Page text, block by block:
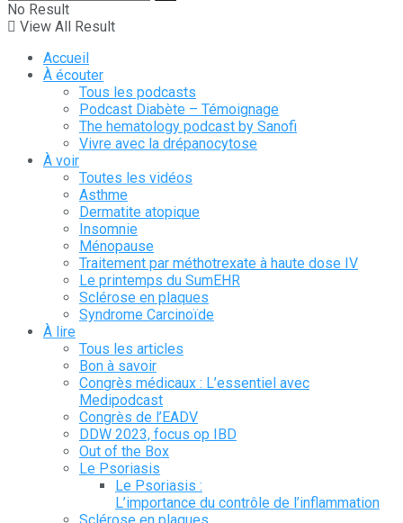
No Result
View All Result
Accueil
À écouter
Tous les podcasts
Podcast Diabète – Témoignage
The hematology podcast by Sanofi
Vivre avec la drépanocytose
À voir
Toutes les vidéos
Asthme
Dermatite atopique
Insomnie
Ménopause
Traitement par méthotrexate à haute dose IV
Le printemps du SumEHR
Sclérose en plaques
Syndrome Carcinoïde
À lire
Tous les articles
Bon à savoir
Congrès médicaux : L’essentiel avec
Medipodcast
Congrès de l’EADV
DDW 2023, focus op IBD
Out of the Box
Le Psoriasis
Le Psoriasis :
L’importance du contrôle de l’inflammation